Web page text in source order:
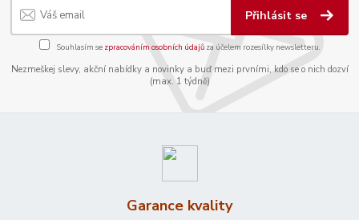
Přihlásit se
Souhlasím se zpracováním osobních údajůza účelem rozesílky newsletteru.
Nezmeškej slevy, akční nabídky a novinky a buď mezi prvními, kdo se o nich dozví
(max. 1 týdně)
Garance kvality